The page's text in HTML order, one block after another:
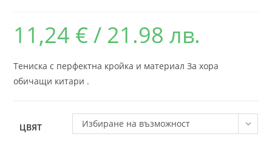
11,24 € / 21.98 лв.
Тениска с перфектна кройка и материал За хора
обичащи китари .
ЦВЯТ Избиране на възможност